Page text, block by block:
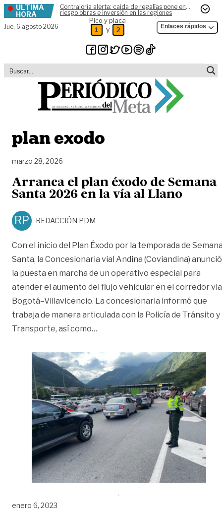
Skip to content
ÚLTIMA
HORA
Contraloría alerta: caída de regalías pone en
riesgo obras e inversión en las regiones
Jue, 6 agosto 2026
Pico y placa
1 y 2 Enlaces rápidos
plan exodo
marzo 28, 2026
Arranca el plan éxodo de Semana
Santa 2026 en la vía al Llano
RP REDACCIÓN PDM
Con el inicio del Plan Éxodo por la temporada de
Santa, la Concesionaria vial Andina (Coviandina) anunció
la puesta en marcha de un operativo especial para
atender el aumento del flujo vehicular en el corredor
Bogotá–Villavicencio. La concesionaria informó que
trabaja de manera articulada con la Policía de Tránsito y
Transporte, así como…
enero 6, 2023